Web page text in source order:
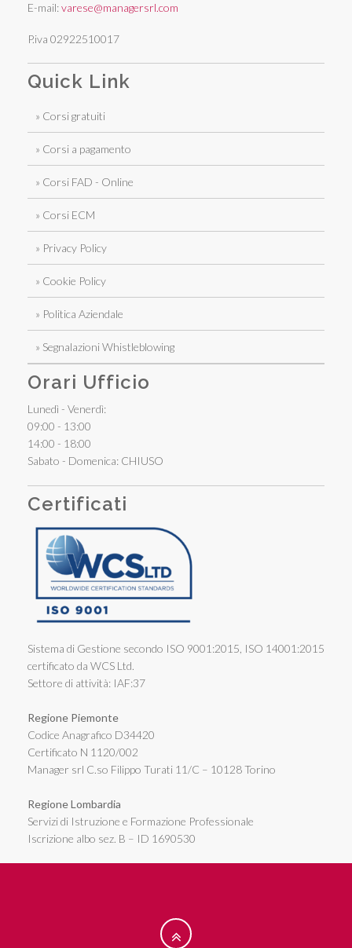
E-mail:varese@managersrl.com
P.iva 02922510017
Quick Link
» Corsi gratuiti
» Corsi a pagamento
» Corsi FAD - Online
» Corsi ECM
» Privacy Policy
» Cookie Policy
» Politica Aziendale
» Segnalazioni Whistleblowing
Orari Ufficio
Lunedì - Venerdì:
09:00 - 13:00
14:00 - 18:00
Sabato - Domenica: CHIUSO
Certificati
Sistema di Gestione secondo ISO 9001:2015, ISO 14001:2015
certificato da WCS Ltd.
Settore di attività: IAF:37
Regione Piemonte
Codice Anagrafico D34420
Certificato N 1120/002
Manager srl C.so Filippo Turati 11/C – 10128 Torino
Regione Lombardia
Servizi di Istruzione e Formazione Professionale
Iscrizione albo sez. B – ID 1690530